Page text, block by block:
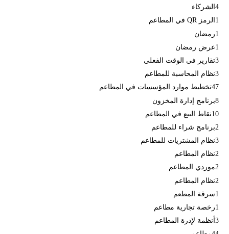
الشركاء 4
الرمز QR في المطاعم 1
رمضان1
عرض رمضان1
تقارير في الوقت الفعلي3
نظام المحاسبة للمطاعم3
تخطيط موارد المؤسسات في المطاعم47
برنامج إدارة المخزون8
نقاط البيع في المطاعم10
برنامج شراء للمطاعم2
نظام المشتريات للمطاعم3
نظام المطاعم2
موردي المطاعم2
نظام المطاعم2
سرقة المطعم1
رخصة تجارية مطاعم1
أنظمة لإدرة المطاعم 3